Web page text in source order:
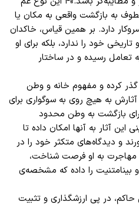
به بازگشت واقعی به مکان یا
دارد. بر همین قیاس، خاکدان
نیز قصد بازسازی گذشته‌ی فردی و تاریخی خود را ندارد‎، بلکه برای او
تعامل رسیده و در ساختار
کرده و مفهوم خانه و وطن
به هیچ روی به سوگواری برای
بازگشت به وطن محدود
این آثار‏ به آنها امکان داده تا
و دیدگاه‌های متکثر خود را در
مهاجرت به او فرصت شناخت‏،
بینامتنیت را داده که مشخصه‌ی
در پی ارزشگذاری و تثبیت